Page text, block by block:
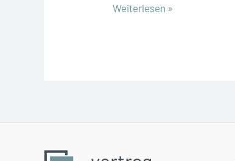
Stellenangebot
Weiterlesen »